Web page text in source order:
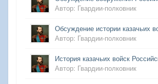
Автор: Гвардии-полковник
Обсуждение истории казачьих
Автор: Гвардии-полковник
История казачьих войск
Автор: Гвардии-полковник